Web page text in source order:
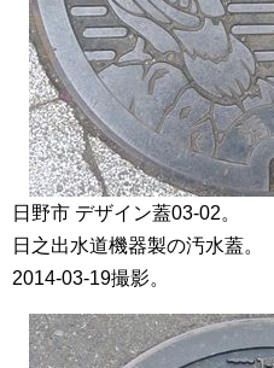
日野市 デザイン蓋03-02。
日之出水道機器製の汚水蓋。
2014-03-19撮影。